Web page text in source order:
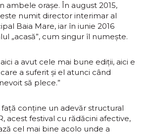
ambele orașe. În august 2015,
numit director interimar al
Baia Mare, iar în iunie 2016
„acasă”, cum singur îl numește.
a avut cele mai bune ediții, aici e
a suferit și el atunci când
să plece.”
conține un adevăr structural
acest festival cu rădăcini afective,
cel mai bine acolo unde a